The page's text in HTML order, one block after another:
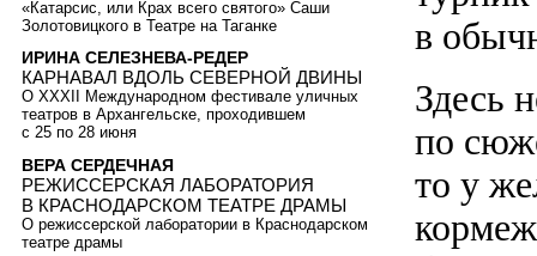
в
Здесь
по
то у
«Катарсис, или Крах всего святого» Саши
Золотовицкого в Театре на Таганке
ИРИНА СЕЛЕЗНЕВА-РЕДЕР
КАРНАВАЛ ВДОЛЬ СЕВЕРНОЙ ДВИНЫ
О XXXII Международном фестивале уличных
театров в Архангельске, проходившем
с 25 по 28 июня
ВЕРА СЕРДЕЧНАЯ
РЕЖИССЕРСКАЯ ЛАБОРАТОРИЯ
В КРАСНОДАРСКОМ ТЕАТРЕ ДРАМЫ
О режиссерской лаборатории в Краснодарском
театре драмы